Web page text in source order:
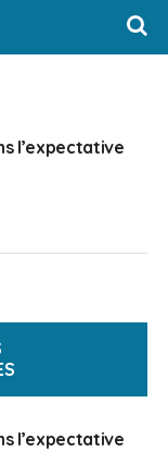
l’expectative
l’expectative